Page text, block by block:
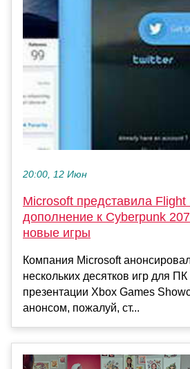
20:00, 12 Июн
Microsoft представила
дополнение к Cyberpunk
новые игры
Компания Microsoft
нескольких десятков игр для
презентации Xbox Games
анонсом, пожалуй, ст...